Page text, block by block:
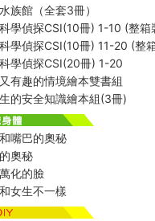
族館（全套3冊）
學偵探CSI(10冊) 1-10 (整箱
學偵探CSI(10冊) 11-20 (整
學偵探CSI(20冊) 1-20
有趣的情境繪本雙書組
的安全知識繪本組(3冊)
嘴巴的奧秘
奧秘
化的臉
女生不一樣